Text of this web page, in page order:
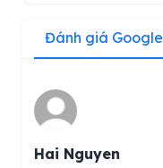
Đánh giá Google
Hai Nguyen